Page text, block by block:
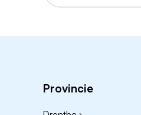
Je
Je hebt
Provincie